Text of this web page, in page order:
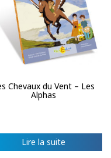
Chevaux du Vent – Les
Alphas
Lire la suite